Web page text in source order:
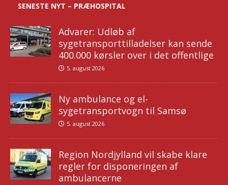
SENESTE NYT – PRÆHOSPITAL
Advarer: Udløb af
sygetransporttilladelser kan sende
400.000 kørsler over i det offentlige
5. august 2026
Ny ambulance og el-
sygetransportvogn til Samsø
5. august 2026
Region Nordjylland vil skabe klare
regler for disponeringen af
ambulancerne